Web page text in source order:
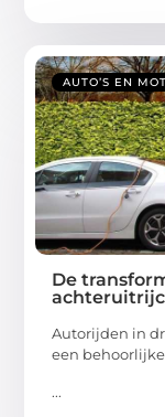
AUTO’S EN
De
Autorijden in
een
...